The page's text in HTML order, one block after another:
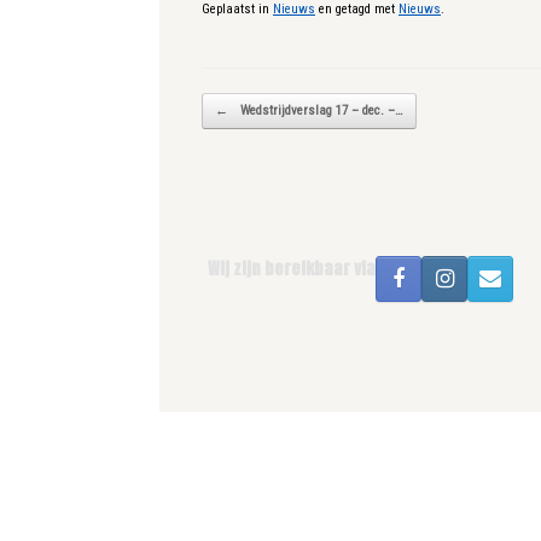
Geplaatst in Nieuws en getagd met Nieuws.
Bericht navigatie
← Wedstrijdverslag 17 – dec. –…